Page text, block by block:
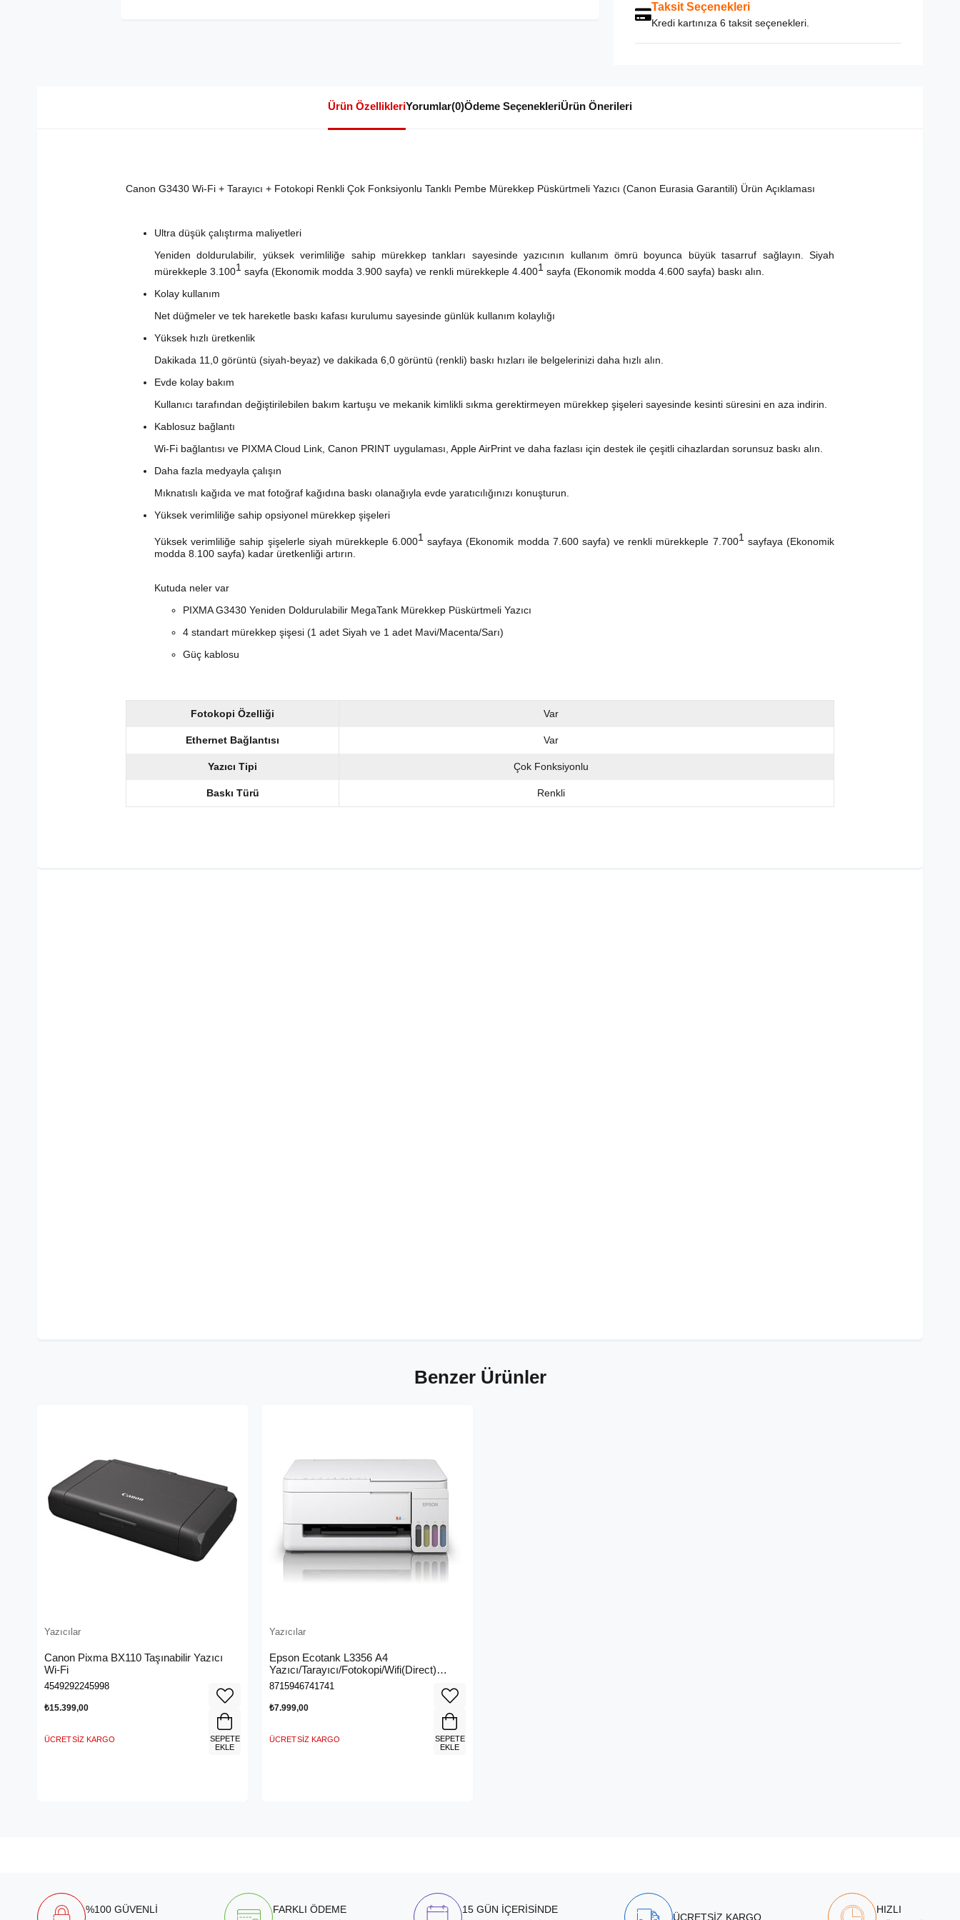
Taksit Seçenekleri
Kredi kartınıza 6 taksit seçenekleri.
Ürün ÖzellikleriYorumlar(0)Ödeme SeçenekleriÜrün Önerileri
Canon G3430 Wi-Fi + Tarayıcı + Fotokopi Renkli Çok Fonksiyonlu Tanklı Pembe Mürekkep Püskürtmeli Yazıcı (Canon Eurasia Garantili) Ürün Açıklaması
Ultra düşük çalıştırma maliyetleri
Yeniden doldurulabilir, yüksek verimliliğe sahip mürekkep tankları sayesinde yazıcının kullanım ömrü boyunca büyük tasarruf sağlayın. Siyah
mürekkeple 3.1001 sayfa (Ekonomik modda 3.900 sayfa) ve renkli mürekkeple 4.4001 sayfa (Ekonomik modda 4.600 sayfa) baskı alın.
Kolay kullanım
Net düğmeler ve tek hareketle baskı kafası kurulumu sayesinde günlük kullanım kolaylığı
Yüksek hızlı üretkenlik
Dakikada 11,0 görüntü (siyah-beyaz) ve dakikada 6,0 görüntü (renkli) baskı hızları ile belgelerinizi daha hızlı alın.
Evde kolay bakım
Kullanıcı tarafından değiştirilebilen bakım kartuşu ve mekanik kimlikli sıkma gerektirmeyen mürekkep şişeleri sayesinde kesinti süresini en aza indirin.
Kablosuz bağlantı
Wi-Fi bağlantısı ve PIXMA Cloud Link, Canon PRINT uygulaması, Apple AirPrint ve daha fazlası için destek ile çeşitli cihazlardan sorunsuz baskı alın.
Daha fazla medyayla çalışın
Mıknatıslı kağıda ve mat fotoğraf kağıdına baskı olanağıyla evde yaratıcılığınızı konuşturun.
Yüksek verimliliğe sahip opsiyonel mürekkep şişeleri
Yüksek verimliliğe sahip şişelerle siyah mürekkeple 6.0001 sayfaya (Ekonomik modda 7.600 sayfa) ve renkli mürekkeple 7.7001sayfaya (Ekonomik
modda 8.100 sayfa) kadar üretkenliği artırın.
Kutuda neler var
PIXMA G3430 Yeniden Doldurulabilir MegaTank Mürekkep Püskürtmeli Yazıcı
4 standart mürekkep şişesi (1 adet Siyah ve 1 adet Mavi/Macenta/Sarı)
Güç kablosu
Fotokopi Özelliği Var
Ethernet Bağlantısı Var
Yazıcı Tipi Çok Fonksiyonlu
Baskı Türü Renkli
Benzer Ürünler
Yazıcılar
Canon Pixma BX110 Taşınabilir Yazıcı
Wi-Fi
4549292245998
₺15.399,00
ÜCRETSIZ KARGO
SEPETE
EKLE
Yazıcılar
Epson Ecotank L3356 A4
Yazıcı/Tarayıcı/Fotokopi/Wifi(Direct)
Renkli Tanklı Yazıcı - C11CL62415
8715946741741
₺7.999,00
ÜCRETSIZ KARGO
SEPETE
EKLE
%100 GÜVENLİ
FARKLI ÖDEME
15 GÜN İÇERİSİNDE
ÜCRETSİZ KARGO
HIZLI